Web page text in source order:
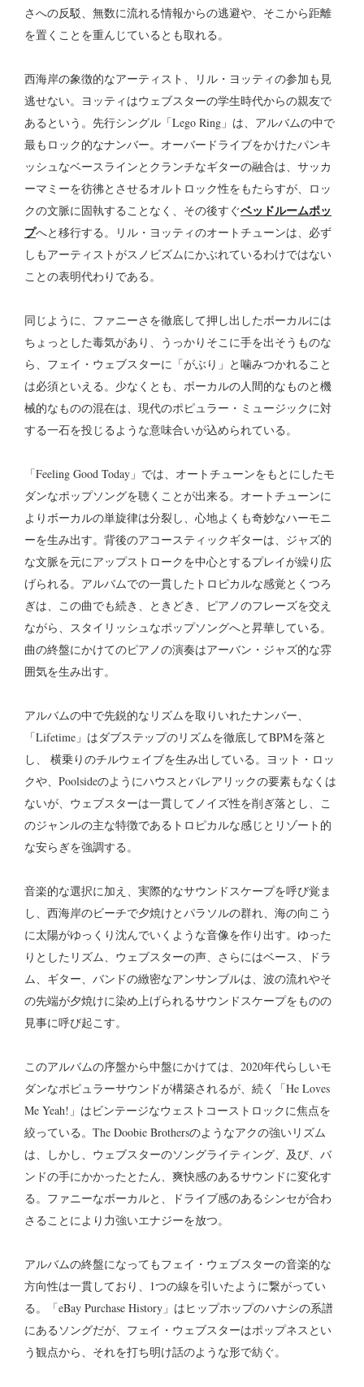
さへの反駁、無数に流れる情報からの逃避や、そこから距離
を置くことを重んじているとも取れる。
西海岸の象徴的なアーティスト、リル・ヨッティの参加も見
逃せない。ヨッティはウェブスターの学生時代からの親友で
あるという。先行シングル「Lego Ring」は、アルバムの中で
最もロック的なナンバー。オーバードライブをかけたパンキ
ッシュなベースラインとクランチなギターの融合は、サッカ
ーマミーを彷彿とさせるオルトロック性をもたらすが、ロッ
クの文脈に固執することなく、その後すぐベッドルームポッ
プへと移行する。リル・ヨッティのオートチューンは、必ず
しもアーティストがスノビズムにかぶれているわけではない
ことの表明代わりである。
同じように、ファニーさを徹底して押し出したボーカルには
ちょっとした毒気があり、うっかりそこに手を出そうものな
ら、フェイ・ウェブスターに「がぶり」と噛みつかれること
は必須といえる。少なくとも、ボーカルの人間的なものと機
械的なものの混在は、現代のポピュラー・ミュージックに対
する一石を投じるような意味合いが込められている。
「Feeling Good Today」では、オートチューンをもとにしたモ
ダンなポップソングを聴くことが出来る。オートチューンに
よりボーカルの単旋律は分裂し、心地よくも奇妙なハーモニ
ーを生み出す。背後のアコースティックギターは、ジャズ的
な文脈を元にアップストロークを中心とするプレイが繰り広
げられる。アルバムでの一貫したトロピカルな感覚とくつろ
ぎは、この曲でも続き、ときどき、ピアノのフレーズを交え
ながら、スタイリッシュなポップソングへと昇華している。
曲の終盤にかけてのピアノの演奏はアーバン・ジャズ的な雰
囲気を生み出す。
アルバムの中で先鋭的なリズムを取りいれたナンバー、
「Lifetime」はダブステップのリズムを徹底してBPMを落と
し、 横乗りのチルウェイブを生み出している。ヨット・ロッ
クや、Poolsideのようにハウスとバレアリックの要素もなくは
ないが、ウェブスターは一貫してノイズ性を削ぎ落とし、こ
のジャンルの主な特徴であるトロピカルな感じとリゾート的
な安らぎを強調する。
音楽的な選択に加え、実際的なサウンドスケープを呼び覚ま
し、西海岸のビーチで夕焼けとパラソルの群れ、海の向こう
に太陽がゆっくり沈んでいくような音像を作り出す。ゆった
りとしたリズム、ウェブスターの声、さらにはベース、ドラ
ム、ギター、バンドの緻密なアンサンブルは、波の流れやそ
の先端が夕焼けに染め上げられるサウンドスケープをものの
見事に呼び起こす。
このアルバムの序盤から中盤にかけては、2020年代らしいモ
ダンなポピュラーサウンドが構築されるが、続く「He Loves
Me Yeah!」はビンテージなウェストコーストロックに焦点を
絞っている。The Doobie Brothersのようなアクの強いリズム
は、しかし、ウェブスターのソングライティング、及び、バ
ンドの手にかかったとたん、爽快感のあるサウンドに変化す
る。ファニーなボーカルと、ドライブ感のあるシンセが合わ
さることにより力強いエナジーを放つ。
アルバムの終盤になってもフェイ・ウェブスターの音楽的な
方向性は一貫しており、1つの線を引いたように繋がってい
る。「eBay Purchase History」はヒップホップのハナシの系譜
にあるソングだが、フェイ・ウェブスターはポップネスとい
う観点から、それを打ち明け話のような形で紡ぐ。